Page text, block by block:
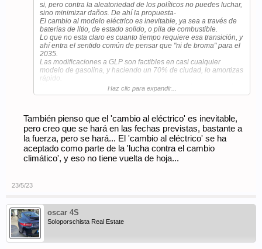
si, pero contra la aleatoriedad de los políticos no puedes luchar,
sino minimizar daños. De ahí la propuesta-
El cambio al modelo eléctrico es inevitable, ya sea a través de
baterías de litio, de estado solido, o pila de combustible.
Lo que no esta claro es cuanto tiempo requiere esa transición, y
ahí entra el sentido común de pensar que "ni de broma" para el
2035.
Las modificaciones a GLP son factibles en casi cualquier
modelo de gasolina, y haciendo un 70% de ciudad, lo amortizas
rápido.
Y en eso no hay que reinventar la rueda, tan solo ver lo que han
estado haciendo los taxistas hasta que han aparecido las
Haz clic para expandir...
También pienso que el 'cambio al eléctrico' es inevitable,
pero creo que se hará en las fechas previstas, bastante a
la fuerza, pero se hará... El 'cambio al eléctrico' se ha
aceptado como parte de la 'lucha contra el cambio
climático', y eso no tiene vuelta de hoja...
23/5/23
oscar 4S
Soloporschista Real Estate